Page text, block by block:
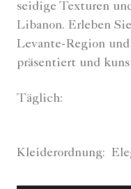
seidige Texturen
Libanon. Erleben
Levante-Region
präsentiert und
Täglich:
Kleiderordnung: